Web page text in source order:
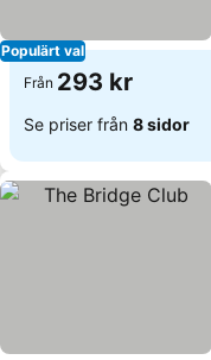
Populärt val
Från 293 kr
Se priser från 8 sidor